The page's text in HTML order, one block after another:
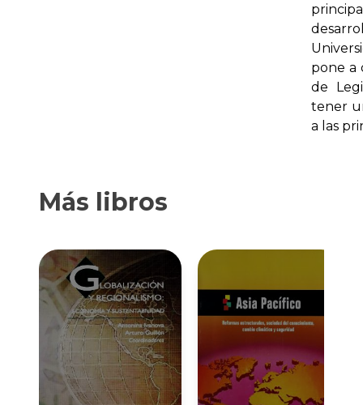
pone a
de
tener
a las
Más libros